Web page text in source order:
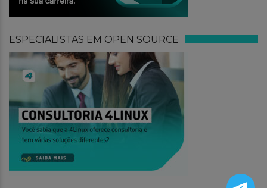
ESPECIALISTAS EM OPEN SOURCE